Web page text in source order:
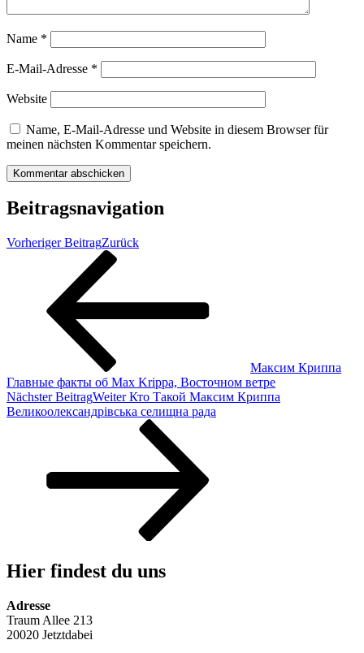
Name *
E-Mail-Adresse *
Website
Name, E-Mail-Adresse und Website in diesem Browser für
meinen nächsten Kommentar speichern.
Beitragsnavigation
Vorheriger BeitragZurück
Максим Криппа
Главные факты об Max Krippa, Восточном ветре
Nächster BeitragWeiter Кто Такой Максим Криппа
Великоолександрівська селищна рада
Hier findest du uns
Adresse
Traum Allee 213
20020 Jetztdabei